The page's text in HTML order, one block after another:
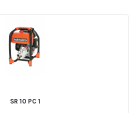
SR 10 PC 1